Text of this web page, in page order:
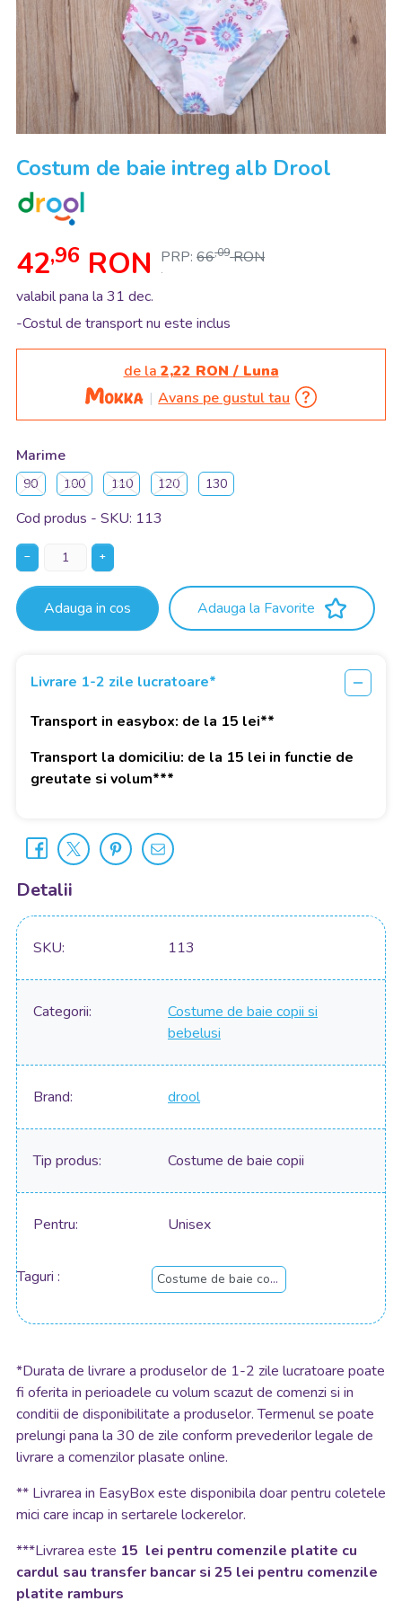
Costum de baie intreg alb Drool
42,96 RON PRP: 66,09 RON
.
valabil pana la 31 dec.
-Costul de transport nu este inclus
de la 2,22 RON / Luna
Avans pe gustul tau
Marime
90 100 110 120 130
Cod produs - SKU 113
− +
Adauga in cos Adauga la Favorite
Livrare 1-2 zile lucratoare*
Transport in easybox: de la 15 lei**
Transport la domiciliu: de la 15 lei in functie de
greutate si volum***
Detalii
SKU 113
Categorii
Costume de baie copii si
bebelusi
Brand drool
Tip produs Costume de baie copii
Pentru Unisex
Taguri Costume de baie copii
*Durata de livrare a produselor de 1-2 zile lucratoare poate
fi oferita in perioadele cu volum scazut de comenzi si in
conditii de disponibilitate a produselor. Termenul se poate
prelungi pana la 30 de zile conform prevederilor legale de
livrare a comenzilor plasate online.
** Livrarea in EasyBox este disponibila doar pentru coletele
mici care incap in sertarele lockerelor.
***Livrarea este 15 lei pentru comenzile platite cu
cardul sau transfer bancar si 25 lei pentru comenzile
platite ramburs